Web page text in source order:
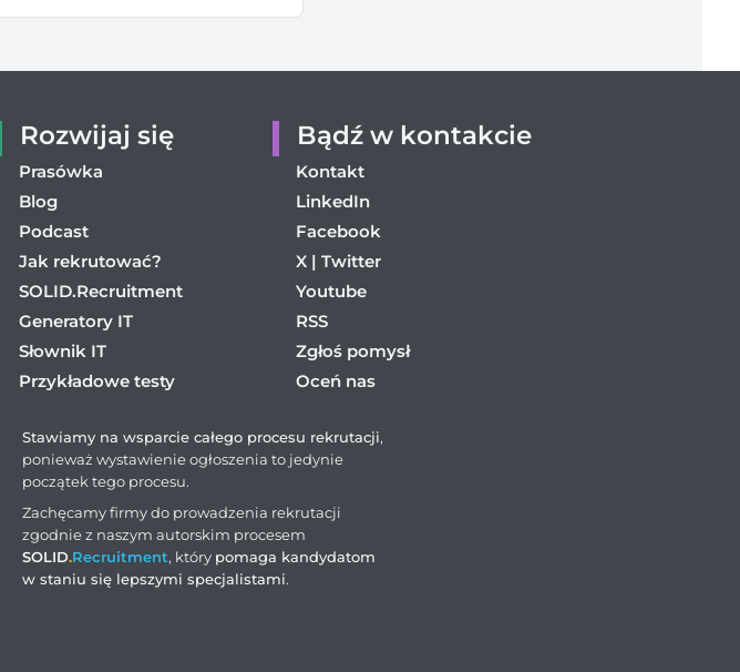
Rozwijaj się
Prasówka
Blog
Podcast
Jak rekrutować?
SOLID.Recruitment
Generatory IT
Słownik IT
Przykładowe testy
Bądź w kontakcie
Kontakt
LinkedIn
Facebook
X | Twitter
Youtube
RSS
Zgłoś pomysł
Oceń nas
Stawiamy na wsparcie całego procesu rekrutacji,
ponieważ wystawienie ogłoszenia to jedynie
początek tego procesu.
Zachęcamy firmy do prowadzenia rekrutacji
zgodnie z naszym autorskim procesem
SOLID.Recruitment, który pomaga kandydatom
w staniu się lepszymi specjalistami.